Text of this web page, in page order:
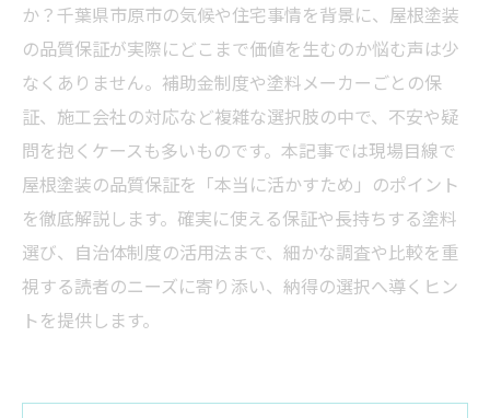
か？千葉県市原市の気候や住宅事情を背景に、屋根塗装
の品質保証が実際にどこまで価値を生むのか悩む声は少
なくありません。補助金制度や塗料メーカーごとの保
証、施工会社の対応など複雑な選択肢の中で、不安や疑
問を抱くケースも多いものです。本記事では現場目線で
屋根塗装の品質保証を「本当に活かすため」のポイント
を徹底解説します。確実に使える保証や長持ちする塗料
選び、自治体制度の活用法まで、細かな調査や比較を重
視する読者のニーズに寄り添い、納得の選択へ導くヒン
トを提供します。